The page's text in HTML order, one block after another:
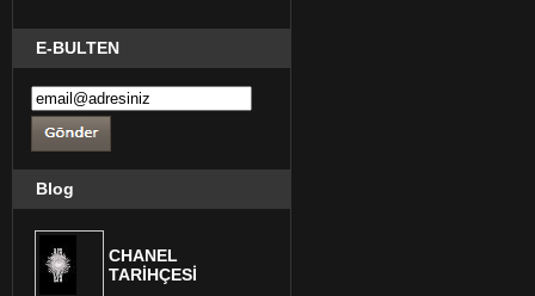
E-BULTEN
Blog
CHANEL
TARİHÇESİ